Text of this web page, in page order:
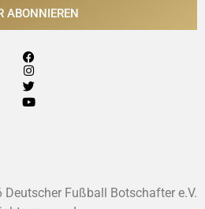
ABONNIEREN
Fußball Botschafter e.V.